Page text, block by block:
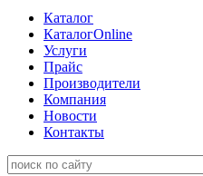
Каталог
КаталогOnline
Услуги
Прайс
Производители
Компания
Новости
Контакты